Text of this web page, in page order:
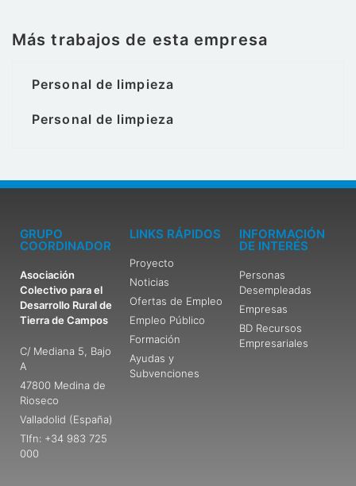
Más trabajos de esta empresa
Personal de limpieza
Personal de limpieza
GRUPO
COORDINADOR
Asociación
Colectivo para el
Desarrollo Rural de
Tierra de Campos
C/ Mediana 5, Bajo
A
47800 Medina de
Rioseco
Valladolid (España)
Tlfn: +34 983 725
000
LINKS RÁPIDOS
Proyecto
Noticias
Ofertas de Empleo
Empleo Público
Formación
Ayudas y
Subvenciones
INFORMACIÓN
DE INTERÉS
Personas
Desempleadas
Empresas
BD Recursos
Empresariales